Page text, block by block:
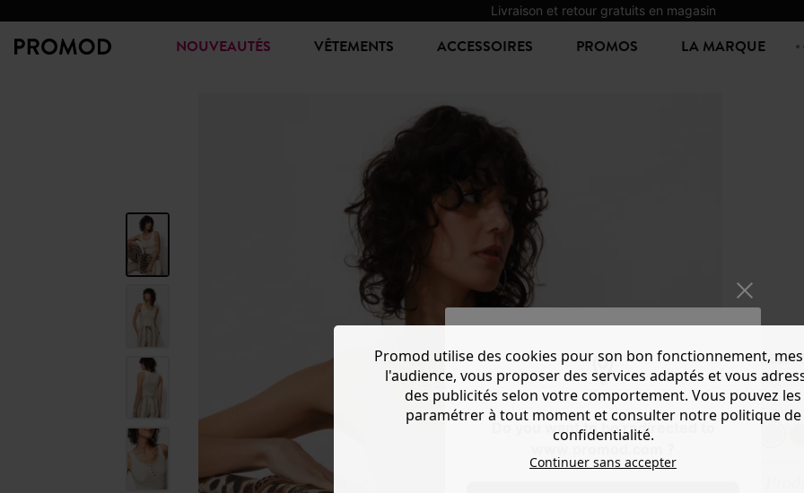
Livraison et retour gratuits en magasin
Do you want to be redirected to
NOUVEAUTÉS VÊTEMENTS ACCESSOIRES PROMOS LA MARQUE
12,79 €-
Couleur :
Promod utilise des cookies pour son bon fonctionnement,
l'audience, vous proposer des services adaptés et vous
des publicités selon votre comportement. Vous pouvez les
paramétrer à tout moment et consulter notre politique de
confidentialité.
Continuer sans accepter